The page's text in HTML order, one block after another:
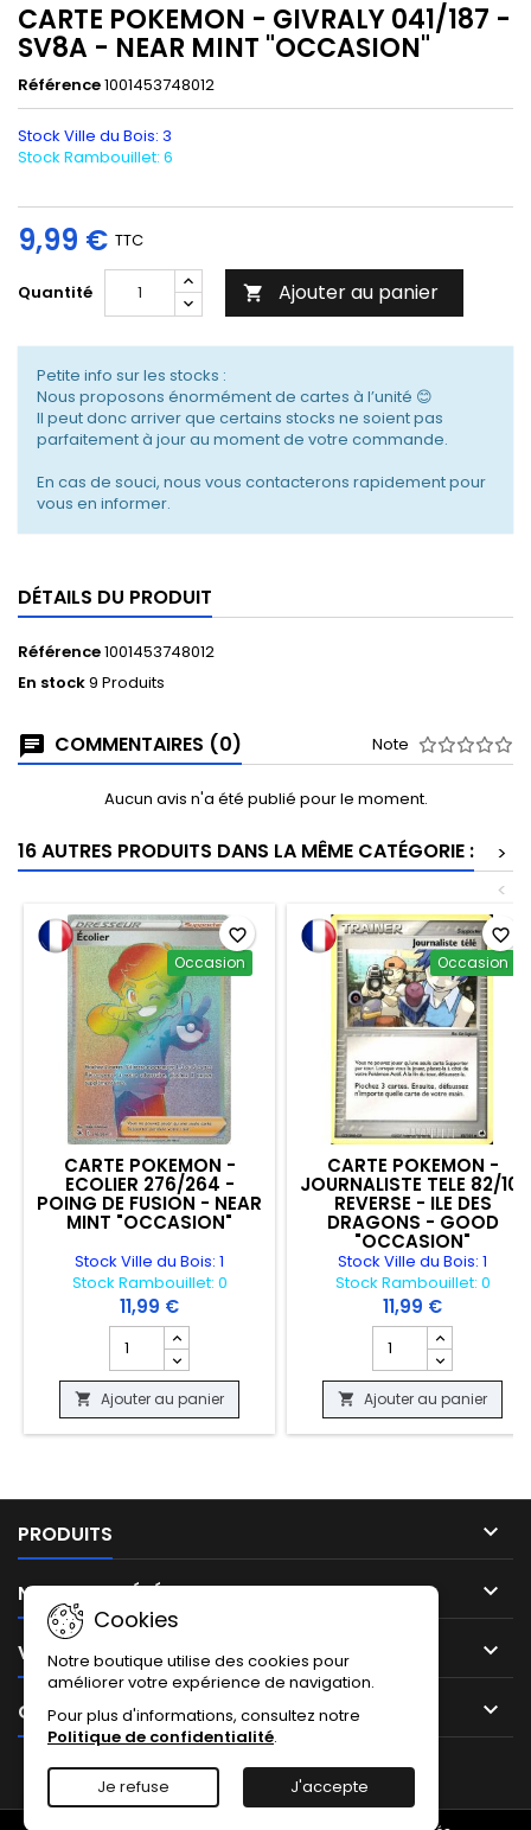
CARTE POKEMON - GIVRALY 041/187 -
SV8A - NEAR MINT "OCCASION"
Référence1001453748012
Stock Ville du Bois: 3
Stock Rambouillet: 6
9,99 € TTC
Quantité  Ajouter au panier
Petite info sur les stocks :
Nous proposons énormément de cartes à l’unité 😊
Il peut donc arriver que certains stocks ne soient pas
parfaitement à jour au moment de votre commande.
En cas de souci, nous vous contacterons rapidement pour
vous en informer.
DÉTAILS DU PRODUIT
Référence1001453748012
En stock9 Produits
COMMENTAIRES (0) Note
Aucun avis n'a été publié pour le moment.
16 AUTRES PRODUITS DANS LA MÊME CATÉGORIE :
>
<
Occasion
CARTE POKEMON -
ECOLIER 276/264 -
POING DE FUSION - NEAR
MINT "OCCASION"
Stock Ville du Bois: 1
Stock Rambouillet: 0
11,99 €
Champ quantité du produit CARTE POKEMON -
 Ajouter au panier
favorite_border
Occasion
CARTE POKEMON -
JOURNALISTE TELE 82/101
REVERSE - ILE DES
DRAGONS - GOOD
"OCCASION"
Stock Ville du Bois: 1
Stock Rambouillet: 0
11,99 €
Champ quantité du
 Ajouter au panier
favorite_border
PRODUITS 
NOTRE SOCIÉTÉ 
VOTRE COMPTE 
CONTACT 
Cookies
Notre boutique utilise des cookies pour
améliorer votre expérience de navigation.
Pour plus d'informations, consultez notre
Politique de confidentialité.
Je refuse J'accepte
FacebookInstagram
TikTok